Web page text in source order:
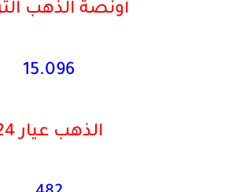
أونصة الذهب
15.096
الذهب عيار 24